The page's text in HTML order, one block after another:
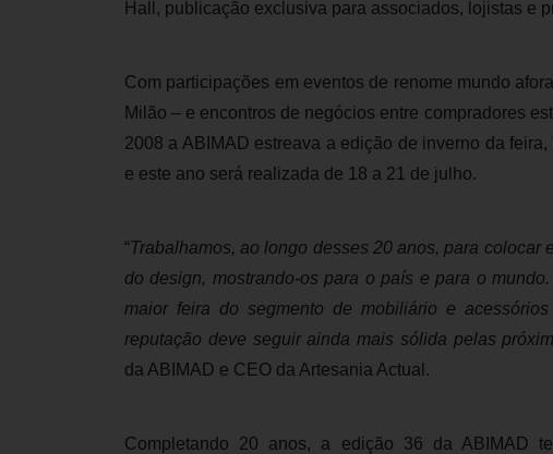
Hall, publicação exclusiva para associados, lojistas e
Com participações em eventos de renome mundo
Milão – e encontros de negócios entre compradores
2008 a ABIMAD estreava a edição de inverno da
e este ano será realizada de 18 a 21 de julho.
“Trabalhamos, ao longo desses 20 anos, para
do design, mostrando-os para o país e para o
maior feira do segmento de mobiliário e
reputação deve seguir ainda mais sólida pelas
da ABIMAD e CEO da Artesania Actual.
Completando 20 anos, a edição 36 da ABIMAD